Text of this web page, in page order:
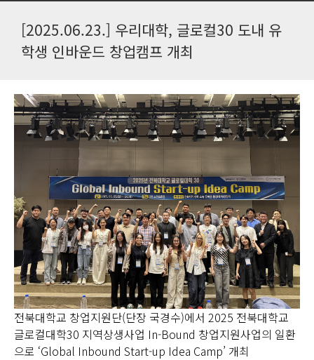
[2025.06.23.] 우리대학, 글로컬30 도내 유
학생 인바운드 창업캠프 개최
전북대학교 창업지원단(단장 국경수)에서 2025 전북대학교
글로컬대학30 지역상생사업 In-Bound 창업지원사업의 일환
으로 ‘Global Inbound Start-up Idea Camp’ 개최